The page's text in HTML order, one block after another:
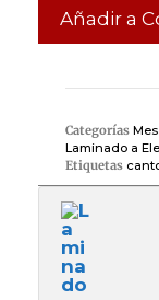
Añadir a
Categorías
Laminado a
Etiquetas